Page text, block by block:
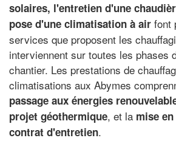
solaires, l'entretien d'une
pose d'une climatisation à air font
services que proposent les
interviennent sur toutes les phases
chantier. Les prestations de
climatisations aux Abymes
passage aux énergies
projet géothermique, et la mise
contrat d'entretien.